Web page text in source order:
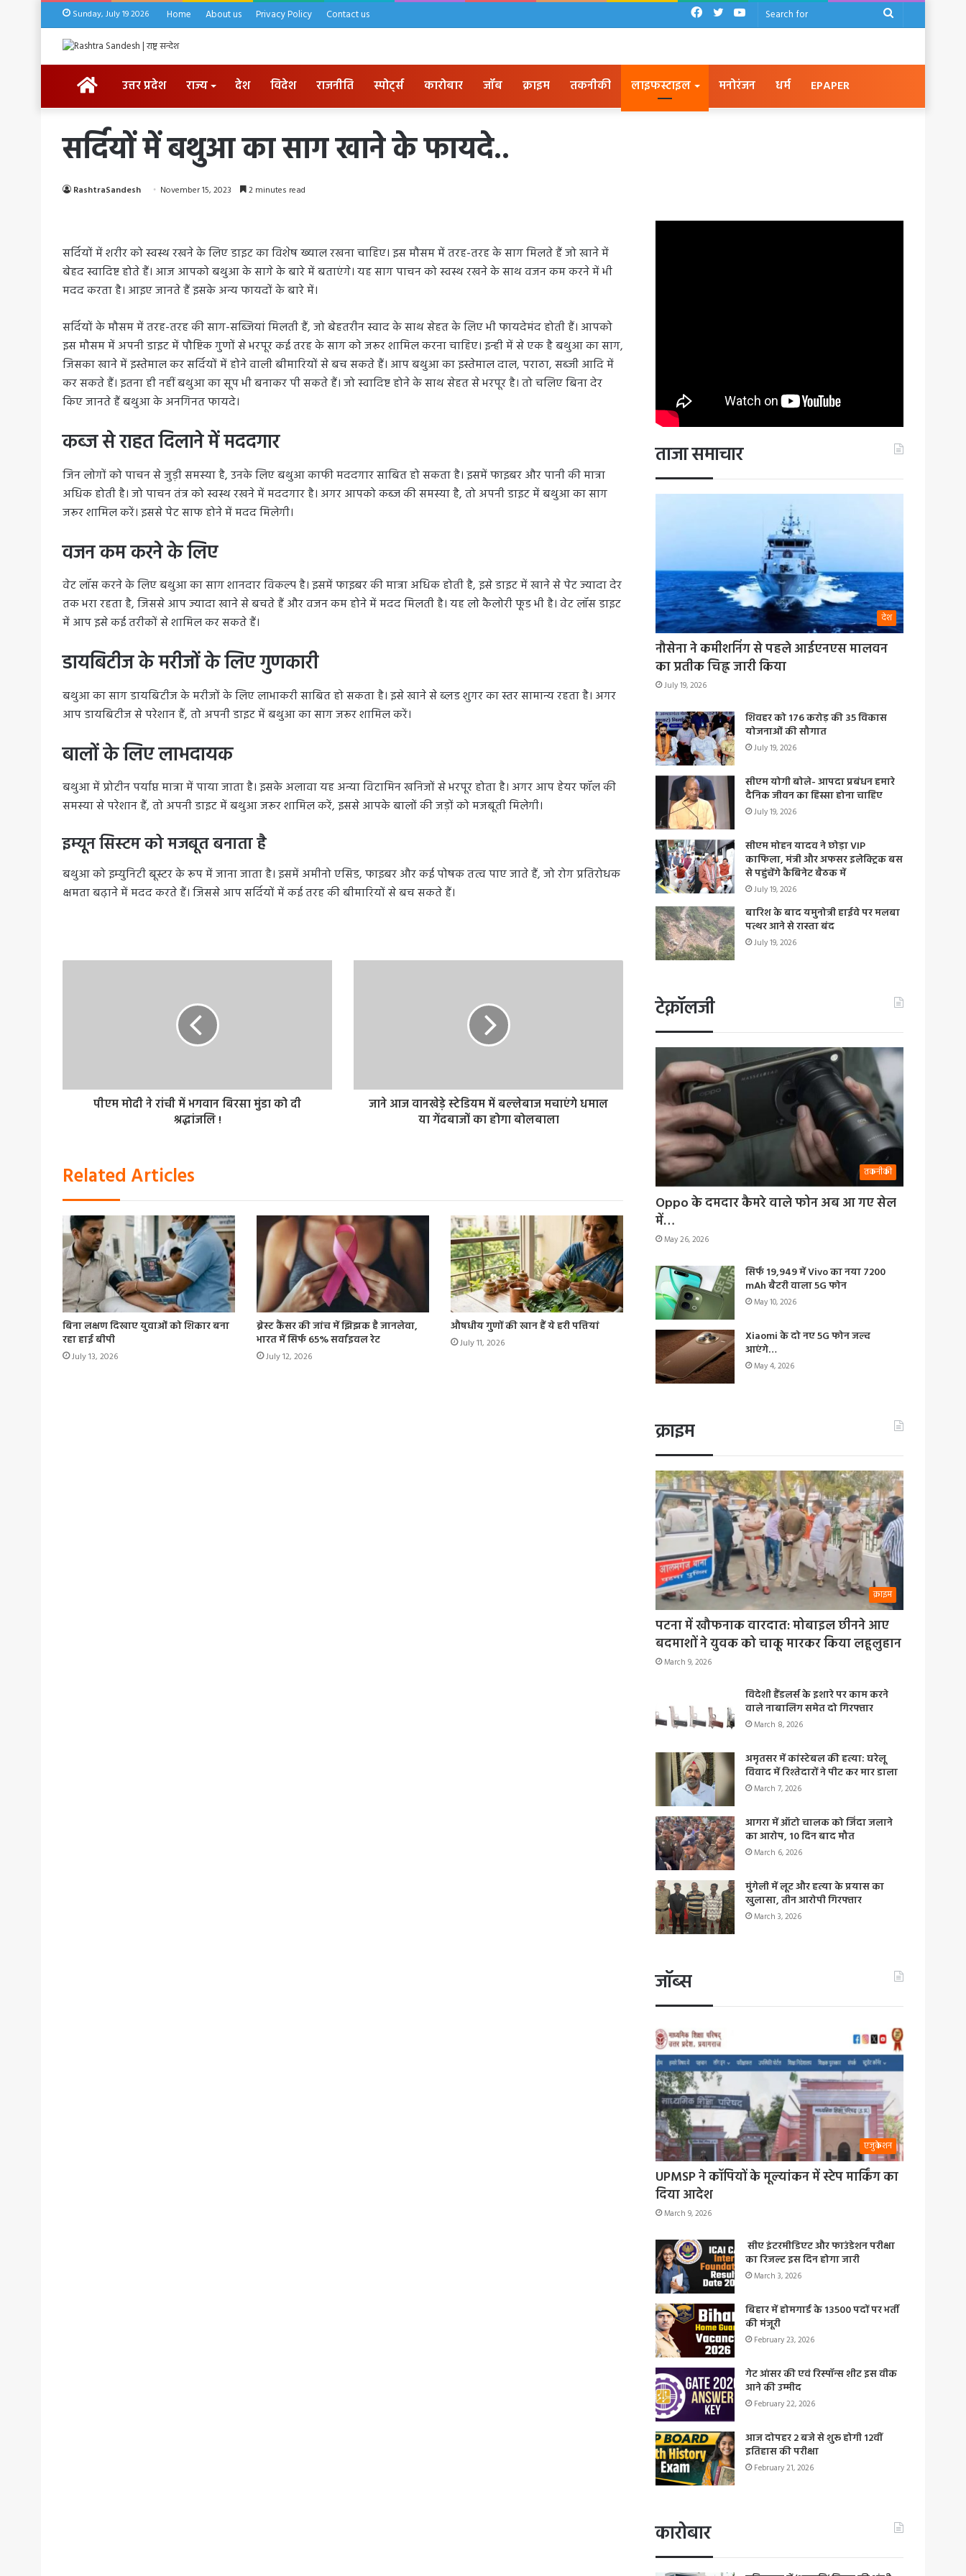
Sunday, July 19 2026 Home About us Privacy Policy Contact us
Search
YouTube
Twitter
Facebook
HOMEउत्तर प्रदेश राज्य देश विदेश राजनीति स्पोर्ट्स कारोबार जॉब क्राइम तकनीकी लाइफस्टाइल मनोरंजन धर्म EPAPER
सर्दियों में बथुआ का साग खाने के फायदे..
RashtraSandesh November 15, 2023 2 minutes read
सर्दियों में शरीर को स्वस्थ रखने के लिए डाइट का विशेष ख्याल रखना चाहिए। इस मौसम में तरह-तरह के साग मिलते हैं जो खाने में
बेहद स्वादिष्ट होते हैं। आज आपको बथुआ के सागे के बारे में बताएंगे। यह साग पाचन को स्वस्थ रखने के साथ वजन कम करने में भी
मदद करता है। आइए जानते हैं इसके अन्य फायदों के बारे में।
सर्दियों के मौसम में तरह-तरह की साग-सब्जियां मिलती हैं, जो बेहतरीन स्वाद के साथ सेहत के लिए भी फायदेमंद होती हैं। आपको
इस मौसम में अपनी डाइट में पौष्टिक गुणों से भरपूर कई तरह के साग को जरूर शामिल करना चाहिए। इन्ही में से एक है बथुआ का साग,
जिसका खाने में इस्तेमाल कर सर्दियों में होने वाली बीमारियों से बच सकते हैं। आप बथुआ का इस्तेमाल दाल, पराठा, सब्जी आदि में
कर सकते हैं। इतना ही नहीं बथुआ का सूप भी बनाकर पी सकते हैं। जो स्वादिष्ट होने के साथ सेहत से भरपूर है। तो चलिए बिना देर
किए जानते हैं बथुआ के अनगिनत फायदे।
कब्ज से राहत दिलाने में मददगार
जिन लोगों को पाचन से जुड़ी समस्या है, उनके लिए बथुआ काफी मददगार साबित हो सकता है। इसमें फाइबर और पानी की मात्रा
अधिक होती है। जो पाचन तंत्र को स्वस्थ रखने में मददगार है। अगर आपको कब्ज की समस्या है, तो अपनी डाइट में बथुआ का साग
जरूर शामिल करें। इससे पेट साफ होने में मदद मिलेगी।
वजन कम करने के लिए
वेट लॉस करने के लिए बथुआ का साग शानदार विकल्प है। इसमें फाइबर की मात्रा अधिक होती है, इसे डाइट में खाने से पेट ज्यादा देर
तक भरा रहता है, जिससे आप ज्यादा खाने से बचते हैं और वजन कम होने में मदद मिलती है। यह लो कैलोरी फूड भी है। वेट लॉस डाइट
में आप इसे कई तरीकों से शामिल कर सकते हैं।
डायबिटीज के मरीजों के लिए गुणकारी
बथुआ का साग डायबिटीज के मरीजों के लिए लाभाकरी साबित हो सकता है। इसे खाने से ब्लड शुगर का स्तर सामान्य रहता है। अगर
आप डायबिटीज से परेशान हैं, तो अपनी डाइट में बथुआ का साग जरूर शामिल करें।
बालों के लिए लाभदायक
बथुआ में प्रोटीन पर्याप्त मात्रा में पाया जाता है। इसके अलावा यह अन्या विटामिन खनिजों से भरपूर होता है। अगर आप हेयर फॉल की
समस्या से परेशान हैं, तो अपनी डाइट में बथुआ जरूर शामिल करें, इससे आपके बालों की जड़ों को मजबूती मिलेगी।
इम्यून सिस्टम को मजबूत बनाता है
बथुआ को इम्युनिटी बूस्टर के रूप में जाना जाता है। इसमें अमीनो एसिड, फाइबर और कई पोषक तत्व पाए जाते हैं, जो रोग प्रतिरोधक
क्षमता बढ़ाने में मदद करते हैं। जिससे आप सर्दियों में कई तरह की बीमारियों से बच सकते हैं।
पीएम मोदी ने रांची में भगवान बिरसा मुंडा को दी
श्रद्धांजलि !
जाने आज वानखेड़े स्‍टेडियम में बल्‍लेबाज मचाएंगे धमाल
या गेंदबाजों का होगा बोलबाला
Related Articles
बिना लक्षण दिखाए युवाओं को शिकार बना
रहा हाई बीपी
July 13, 2026
ब्रेस्ट कैंसर की जांच में झिझक है जानलेवा,
भारत में सिर्फ 65% सर्वाइवल रेट
July 12, 2026
औषधीय गुणों की खान हैं ये हरी पत्तियां
July 11, 2026
ताजा समाचार
देश
नौसेना ने कमीशनिंग से पहले आईएनएस मालवन
का प्रतीक चिह्न जारी किया
July 19, 2026
शिवहर को 176 करोड़ की 35 विकास
योजनाओं की सौगात
July 19, 2026
सीएम योगी बोले- आपदा प्रबंधन हमारे
दैनिक जीवन का हिस्सा होना चाहिए
July 19, 2026
सीएम मोहन यादव ने छोड़ा VIP
काफिला, मंत्री और अफसर इलेक्ट्रिक बस
से पहुंचेंगे कैबिनेट बैठक में
July 19, 2026
बारिश के बाद यमुनोत्री हाईवे पर मलबा
पत्थर आने से रास्ता बंद
July 19, 2026
टेक्नॉलजी
तकनीकी
Oppo के दमदार कैमरे वाले फोन अब आ गए सेल
में…
May 26, 2026
सिर्फ 19,949 में Vivo का नया 7200
mAh बैटरी वाला 5G फोन
May 10, 2026
Xiaomi के दो नए 5G फोन जल्द
आएंगे…
May 4, 2026
क्राइम
क्राइम
पटना में खौफनाक वारदात: मोबाइल छीनने आए
बदमाशों ने युवक को चाकू मारकर किया लहूलुहान
March 9, 2026
विदेशी हैंडलर्स के इशारे पर काम करने
वाले नाबालिग समेत दो गिरफ्तार
March 8, 2026
अमृतसर में कांस्टेबल की हत्या: घरेलू
विवाद में रिश्तेदारों ने पीट कर मार डाला
March 7, 2026
आगरा में ऑटो चालक को जिंदा जलाने
का आरोप, 10 दिन बाद मौत
March 6, 2026
मुंगेली में लूट और हत्या के प्रयास का
खुलासा, तीन आरोपी गिरफ्तार
March 3, 2026
जॉब्स
एजुकेशन
UPMSP ने कॉपियों के मूल्यांकन में स्टेप मार्किंग का
दिया आदेश
March 9, 2026
सीए इंटरमीडिएट और फाउंडेशन परीक्षा
का रिजल्ट इस दिन होगा जारी
March 3, 2026
बिहार में होमगार्ड के 13500 पदों पर भर्ती
की मंजूरी
February 23, 2026
गेट आंसर की एवं रिस्पॉन्स शीट इस वीक
आने की उम्मीद
February 22, 2026
आज दोपहर 2 बजे से शुरू होगी 12वीं
इतिहास की परीक्षा
February 21, 2026
कारोबार